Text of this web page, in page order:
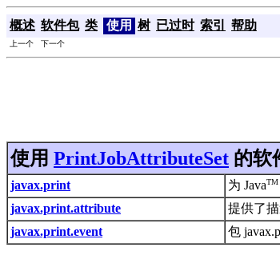
概述 软件包 类 使用 树 已过时 索引 帮助
上一个 下一个
使用 PrintJobAttributeSet 的软
javax.print 为 JavaTM
javax.print.attribute
提供了描
javax.print.event
包